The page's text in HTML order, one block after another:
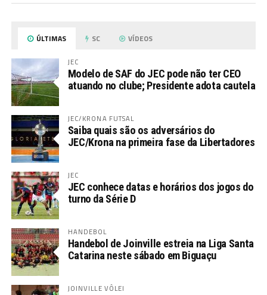
ÚLTIMAS SC VÍDEOS
JEC
Modelo de SAF do JEC pode não ter CEO
atuando no clube; Presidente adota cautela
JEC/KRONA FUTSAL
Saiba quais são os adversários do
JEC/Krona na primeira fase da Libertadores
JEC
JEC conhece datas e horários dos jogos do
turno da Série D
HANDEBOL
Handebol de Joinville estreia na Liga Santa
Catarina neste sábado em Biguaçu
JOINVILLE VÔLEI